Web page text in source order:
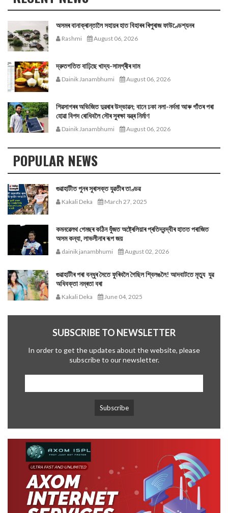
অসমৰ বানাক্ৰান্তালৈ সহায়ৰ হাত বিহাৰৰ ৰিপুৰাজ ফাউণ্ডেশ্যনৰ
Rashmi August 06, 2026
দ্রুতগতিত বাঢ়িছে খাদ্য-সামগ্ৰীৰ দাম
Dainik Janambhumi August 06, 2026
শিৱসাগৰৰ অভিজিত দুৱৰাৰ উদ্ভাৱন; বানে ঢকা নলা-নৰ্দমা আৰু গাঁতৰ পৰা
হোৱা বিপদ ৰোধিবলৈ সৌৰ সুৰক্ষা যন্ত্ৰ নিৰ্মাণ
Dainik Janambhumi August 06, 2026
POPULAR NEWS
গুৱাহাটীত পুনৰ সুৰাসক্ত যুৱতীৰ তাণ্ডৱ
Kakali Deka March 27, 2025
কমনৱেলথ গেমছৰ কঠিন যুঁজত অষ্ট্ৰেলিয়াৰ প্ৰতিদ্বন্দ্বীৰ হাতত পৰাজিত
অসম কন্যা, লাভলীনাৰ ৰূপ জয়
dainik janambhumi August 02, 2026
গুৱাহাটীৰ পৰা বন্ধুৰ সৈতে ফুৰিবলৈ গৈছিল শ্বিলঙলৈ! আদবাটতে মৃত্যু যুৱ
অধিবক্তা নম্ৰতা বৰা
Kakali Deka June 04, 2025
SUBSCRIBE TO NEWSLETTER
In order to get the updates about the website, please
subscribe to our newsletter.